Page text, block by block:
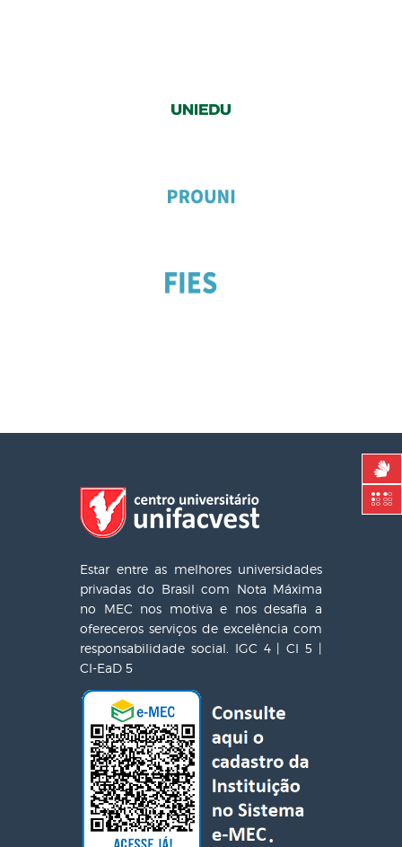
Estar entre as melhores universidades
privadas do Brasil com Nota Máxima
no MEC nos motiva e nos desafia a
ofereceros serviços de excelência com
responsabilidade social. IGC 4 | CI 5 |
CI-EaD 5